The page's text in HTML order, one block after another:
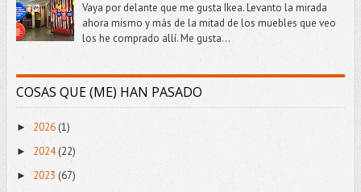
Vaya por delante que me gusta Ikea. Levanto la mirada
ahora mismo y más de la mitad de los muebles que veo
los he comprado allí. Me gusta...
COSAS QUE (ME) HAN PASADO
► 2026 (1)
► 2024(22)
► 2023 (67)